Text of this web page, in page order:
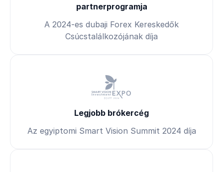
partnerprogramja
A 2024-es dubaji Forex Kereskedők
Csúcstalálkozójának díja
Legjobb brókercég
Az egyiptomi Smart Vision Summit 2024 díja